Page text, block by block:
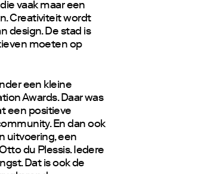
vaak maar een
Creativiteit wordt
design. De stad is
moeten op
een kleine
Awards. Daar was
een positieve
En dan ook
uitvoering, een
du Plessis. Iedere
Dat is ook de